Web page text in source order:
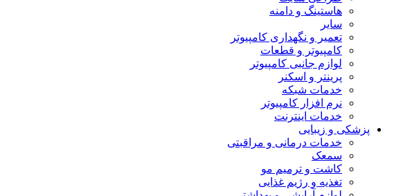
هاستینگ و دامنه
سایر
تعمیر و نگهداری کامپیوتر
کامپیوتر و قطعات
لوازم جانبی کامپیوتر
پرینتر و اسکنر
خدمات شبکه
نرم افزار کامپیوتر
خدمات اینترنت
پزشکی و زیبایی
خدمات درمانی و مراقبتی
سمعک
کاشت و ترمیم مو
تغذیه و رژیم غذایی